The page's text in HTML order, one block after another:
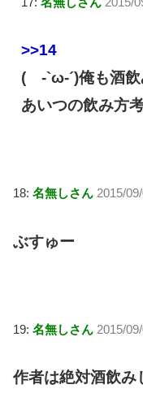
>>14
( -`ω-´)俺も酒飲
あいつの飲み方
18: 名無しさん 2015/
ぶすゅー
19: 名無しさん 2015/
作者は絶対酒飲み